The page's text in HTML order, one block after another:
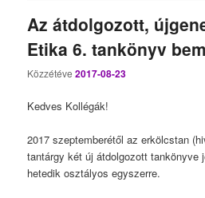
Az átdolgozott,
Etika 6. tankönyv
Közzétéve2017-08-23
Kedves Kollégák!
2017 szeptemberétől az erkölcstan
tantárgy két új átdolgozott tankönyve
hetedik osztályos egyszerre.